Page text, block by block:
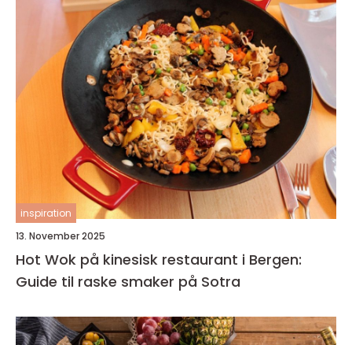
inspiration
13. November 2025
Hot Wok på kinesisk restaurant i Bergen:
Guide til raske smaker på Sotra